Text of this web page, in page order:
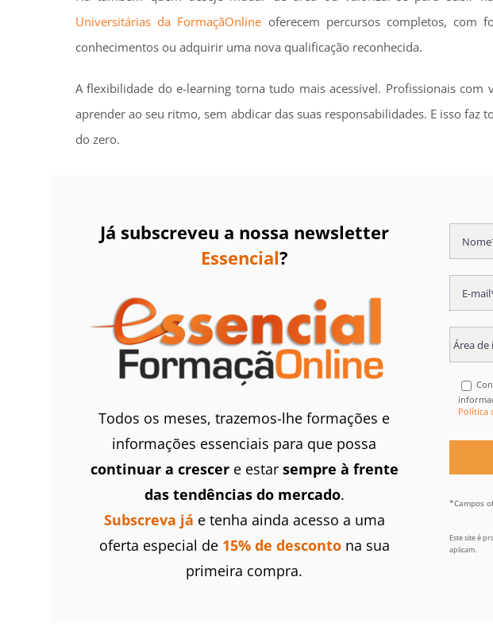
Universitárias da FormaçãOnline oferecem percursos completos, com
conhecimentos ou adquirir uma nova qualificação reconhecida.
A flexibilidade do e-learning torna tudo mais acessível. Profissionais
aprender ao seu ritmo, sem abdicar das suas responsabilidades. E isso faz
do zero.
Já subscreveu a nossa newsletter
Essencial?
Todos os meses, trazemos-lhe formações e
informações essenciais para que possa
continuar a crescere estar sempre à frente
das tendências do mercado.
Subscreva já e tenha ainda acesso a uma
oferta especial de 15% de desconto na sua
primeira compra.
Política
*Campos
Este site é
aplicam.